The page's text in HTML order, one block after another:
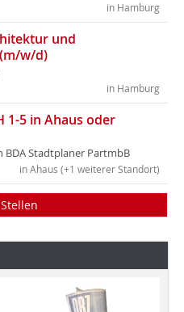
in Hamburg
und
w/d)
in Hamburg
1-5 in Ahaus oder
Stadtplaner PartmbB
in Ahaus (+1 weiterer Standort)